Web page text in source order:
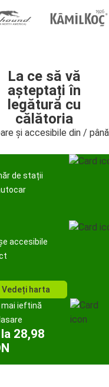
La ce să vă
așteptați în
legătură cu
călătoria
și accesibile din /
de stații
accesibile
Vedeți harta
mai ieftină
28,98